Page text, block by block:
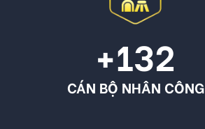
+132
CÁN BỘ NHÂN CÔNG